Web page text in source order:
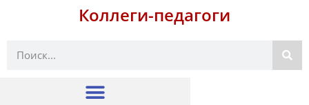
Коллеги-педагоги
Поиск